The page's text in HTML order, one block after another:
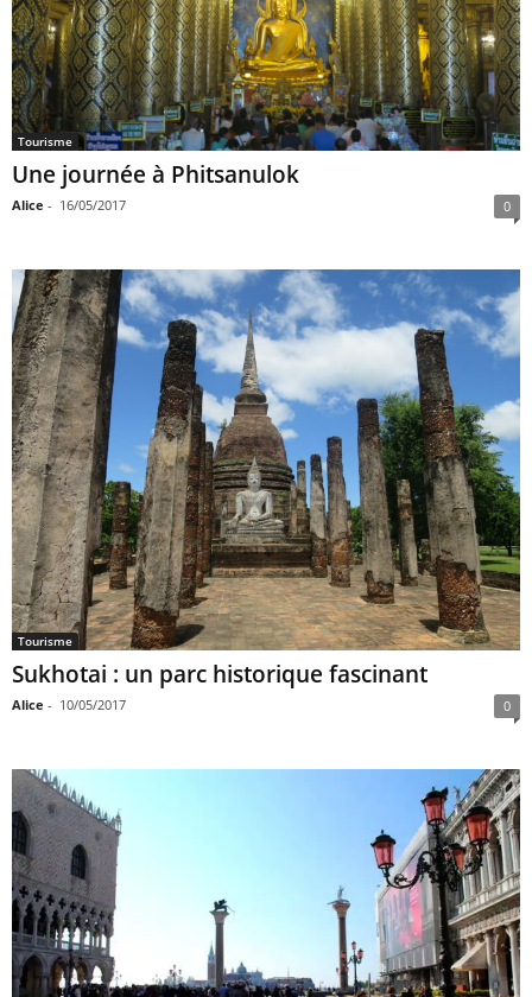
Tourisme
Une journée à Phitsanulok
Alice - 16/05/2017 0
Tourisme
Sukhotai : un parc historique fascinant
Alice - 10/05/2017 0